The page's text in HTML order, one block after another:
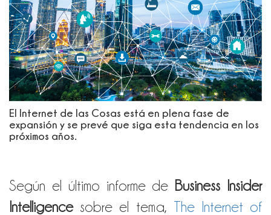
El Internet de las Cosas está en plena fase de
expansión y se prevé que siga esta tendencia en los
próximos años.
Según el último informe de Business Insider
Intelligencesobre el tema, The Internet of